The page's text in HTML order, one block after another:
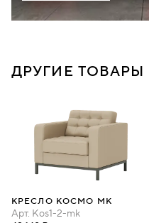
ДРУГИЕ
КРЕСЛО КОСМО МК
Арт. Kos1-2-mk